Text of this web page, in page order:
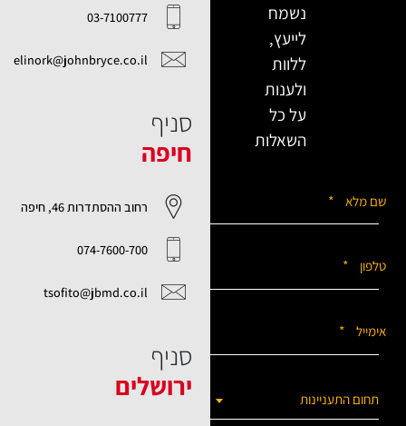
נשמח
לייעץ,
ללוות
ולענות
על כל
השאלות
שם מלא *
טלפון *
אימייל *
תחום התעניינות
03-7100777
elinork@johnbryce.co.il
סניף
חיפה
רחוב ההסתדרות 46, חיפה
074-7600-700
tsofito@jbmd.co.il
סניף
ירושלים